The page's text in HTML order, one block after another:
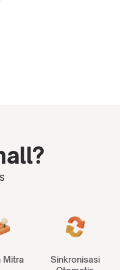
Mitra
Sinkronisasi